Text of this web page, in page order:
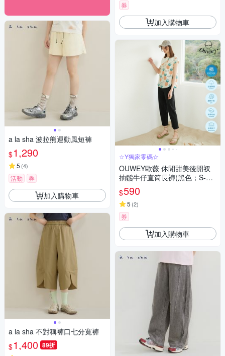
a la sha 波拉熊運動風短褲
$1,290
5 (4)
活動 券
加入購物車
a la sha 不對稱褲口七分寬褲
$1,400 89折
券
加入購物車
☆Y獨家零碼☆
OUWEY歐薇 休閒甜美後開衩
抽鬚牛仔直筒長褲(黑色；S-L)3
232328639
$590
5 (2)
券
加入購物車